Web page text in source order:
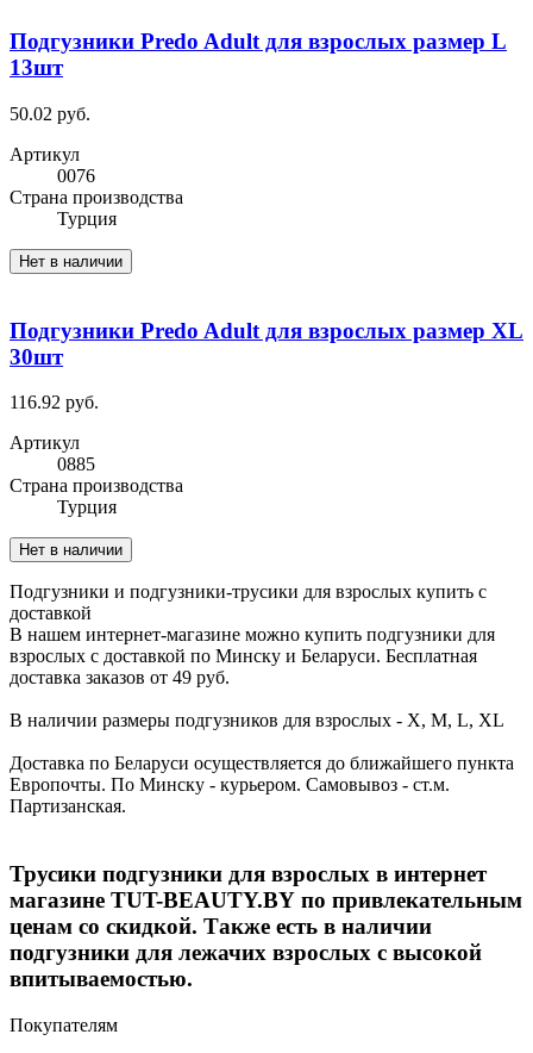
Подгузники Predo Adult для взрослых размер L
13шт
50.02 руб.
Артикул
0076
Cтрана производства
Турция
Нет в наличии
Подгузники Predo Adult для взрослых размер XL
30шт
116.92 руб.
Артикул
0885
Cтрана производства
Турция
Нет в наличии
Подгузники и подгузники-трусики для взрослых купить с
доставкой
В нашем интернет-магазине можно купить подгузники для
взрослых с доставкой по Минску и Беларуси. Бесплатная
доставка заказов от 49 руб.
В наличии размеры подгузников для взрослых - X, M, L, XL
Доставка по Беларуси осуществляется до ближайшего пункта
Европочты. По Минску - курьером. Самовывоз - ст.м.
Партизанская.
Трусики подгузники для взрослых в интернет
магазине TUT-BEAUTY.BY по привлекательным
ценам со скидкой. Также есть в наличии
подгузники для лежачих взрослых с высокой
впитываемостью.
Покупателям